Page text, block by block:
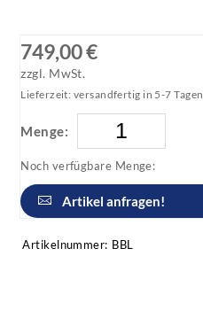
749,00 €
zzgl. MwSt.
Lieferzeit: versandfertig in 5-7 Tagen
Menge:
Noch verfügbare Menge:
Artikel anfragen!
Artikelnummer: BBL